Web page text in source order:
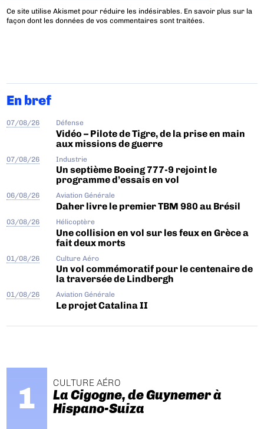
Ce site utilise Akismet pour réduire les indésirables. En savoir plus sur la
façon dont les données de vos commentaires sont traitées.
En bref
07/08/26 Défense
Vidéo – Pilote de Tigre, de la prise en main
aux missions de guerre
07/08/26 Industrie
Un septième Boeing 777-9 rejoint le
programme d’essais en vol
06/08/26 Aviation Générale
Daher livre le premier TBM 980 au Brésil
03/08/26 Hélicoptère
Une collision en vol sur les feux en Grèce a
fait deux morts
01/08/26 Culture Aéro
Un vol commémoratif pour le centenaire de
la traversée de Lindbergh
01/08/26 Aviation Générale
Le projet Catalina II
CULTURE AÉRO
La Cigogne, de Guynemer à
Hispano-Suiza